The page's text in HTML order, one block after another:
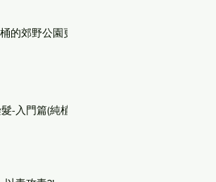
的郊野公園更
-入門篇(純植